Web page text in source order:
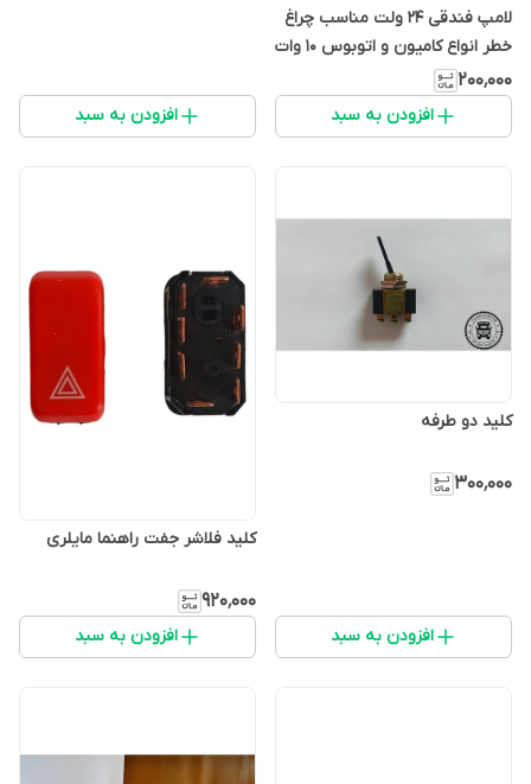
لامپ فندقی ۲۴ ولت مناسب چراغ
خطر انواع کامیون و اتوبوس ۱۰ وات
کد BA15S (بسته ۱۰ عددی)
۲۰۰٬۰۰۰
افزودن به سبد افزودن به سبد
کلید دو طرفه
۳۰۰٬۰۰۰
افزودن به سبد
کلید فلاشر جفت راهنما مایلری
۹۲۰٬۰۰۰
افزودن به سبد